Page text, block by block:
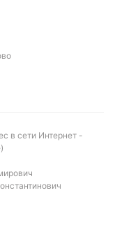
в сети Интернет -